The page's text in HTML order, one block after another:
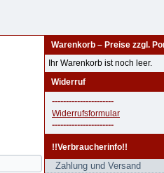
Warenkorb – Preise zzgl.
Ihr Warenkorb ist noch leer.
Widerruf
----------------------
Widerrufsformular
----------------------
!!Verbraucherinfo!!
Zahlung und Versand